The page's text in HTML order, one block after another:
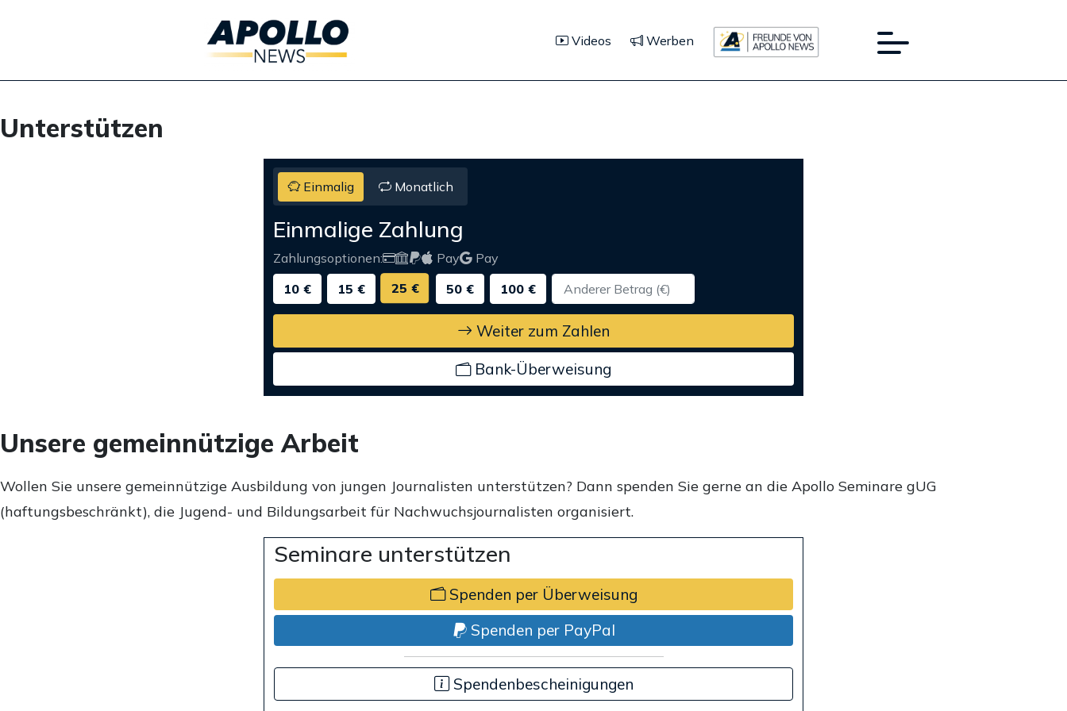
Videos Werben
Unterstützen
Einmalig Monatlich
Einmalige Zahlung
Zahlungsoptionen: Pay
Pay
10 €
15 € 25 € 50 € 100 €
Weiter zum Zahlen
Bank-Überweisung
Unsere gemeinnützige Arbeit
Wollen Sie unsere gemeinnützige Ausbildung von jungen Journalisten unterstützen? Dann spenden Sie gerne an die Apollo Seminare gUG
(haftungsbeschränkt), die Jugend- und Bildungsarbeit für Nachwuchsjournalisten organisiert.
Seminare unterstützen
Spenden per Überweisung
Spenden per PayPal
Spendenbescheinigungen